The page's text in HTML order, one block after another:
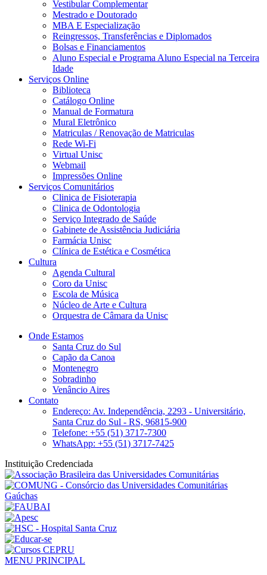
Vestibular Complementar
Mestrado e Doutorado
MBA E Especialização
Reingressos, Transferências e Diplomados
Bolsas e Financiamentos
Aluno Especial e Programa Aluno Especial na Terceira
Idade
Serviços Online
Biblioteca
Catálogo Online
Manual de Formatura
Mural Eletrônico
Matriculas / Renovação de Matriculas
Rede Wi-Fi
Virtual Unisc
Webmail
Impressões Online
Serviços Comunitários
Clinica de Fisioterapia
Clinica de Odontologia
Serviço Integrado de Saúde
Gabinete de Assistência Judiciária
Farmácia Unisc
Clínica de Estética e Cosmética
Cultura
Agenda Cultural
Coro da Unisc
Escola de Música
Núcleo de Arte e Cultura
Orquestra de Câmara da Unisc
Onde Estamos
Santa Cruz do Sul
Capão da Canoa
Montenegro
Sobradinho
Venâncio Aires
Contato
Endereço: Av. Independência, 2293 - Universitário,
Santa Cruz do Sul - RS, 96815-900
Telefone: +55 (51) 3717-7300
WhatsApp: +55 (51) 3717-7425
Instituição Credenciada
MENU PRINCIPAL